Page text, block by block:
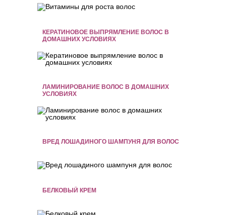
КЕРАТИНОВОЕ ВЫПРЯМЛЕНИЕ ВОЛОС В
ДОМАШНИХ УСЛОВИЯХ
ЛАМИНИРОВАНИЕ ВОЛОС В ДОМАШНИХ
УСЛОВИЯХ
ВРЕД ЛОШАДИНОГО ШАМПУНЯ ДЛЯ ВОЛОС
БЕЛКОВЫЙ КРЕМ